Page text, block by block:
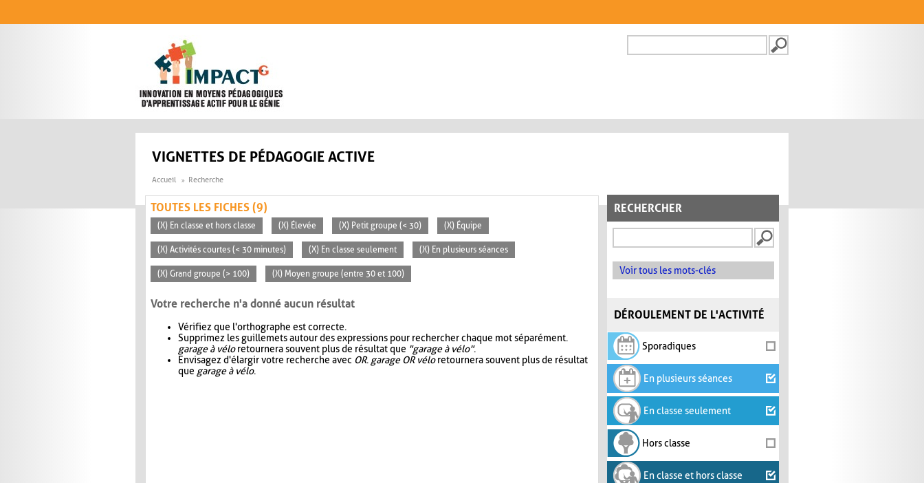
FORMULAIRE DE
VIGNETTES DE PÉDAGOGIE ACTIVE
Accueil Recherche
RECHERCHER
Voir tous les mots-clés
DÉROULEMENT DE L'ACTIVITÉ
Sporadiques
En plusieurs séances
En classe seulement
Hors classe
En classe et hors classe
TOUTES LES FICHES (9)
(X) En classe et hors classe (X) Élevée (X) Petit groupe (< 30) (X) Équipe
(X) Activités courtes (< 30 minutes) (X) En classe seulement (X) En plusieurs séances
(X) Grand groupe (> 100) (X) Moyen groupe (entre 30 et 100)
Votre recherche n'a donné aucun résultat
Vérifiez que l'orthographe est correcte.
Supprimez les guillemets autour des expressions pour rechercher chaque mot séparément.
garage à véloretournera souvent plus de résultat que "garage à vélo".
Envisagez d'élargir votre recherche avec OR. garage OR véloretournera souvent plus de résultat
que garage à vélo.